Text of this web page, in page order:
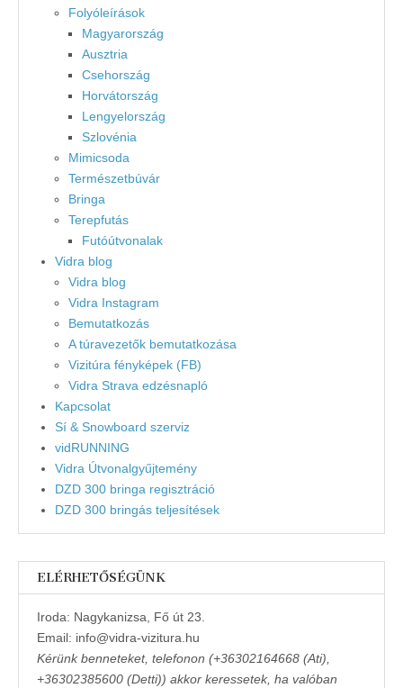
Folyóleírások
Magyarország
Ausztria
Csehország
Horvátország
Lengyelország
Szlovénia
Mimicsoda
Természetbúvár
Bringa
Terepfutás
Futóútvonalak
Vidra blog
Vidra blog
Vidra Instagram
Bemutatkozás
A túravezetők bemutatkozása
Vizitúra fényképek (FB)
Vidra Strava edzésnapló
Kapcsolat
Sí & Snowboard szerviz
vidRUNNING
Vidra Útvonalgyűjtemény
DZD 300 bringa regisztráció
DZD 300 bringás teljesítések
ELÉRHETŐSÉGÜNK
Iroda: Nagykanizsa, Fő út 23.
Email: info@vidra-vizitura.hu
Kérünk benneteket, telefonon (+36302164668 (Ati),
+36302385600 (Detti)) akkor keressetek, ha valóban